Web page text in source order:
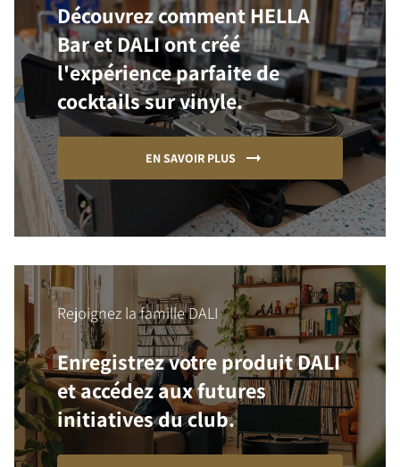
Découvrez comment HELLA
Bar et DALI ont créé
l'expérience parfaite de
cocktails sur vinyle.
EN SAVOIR PLUS
Rejoignez la famille DALI
Enregistrez votre produit DALI
et accédez aux futures
initiatives du club.